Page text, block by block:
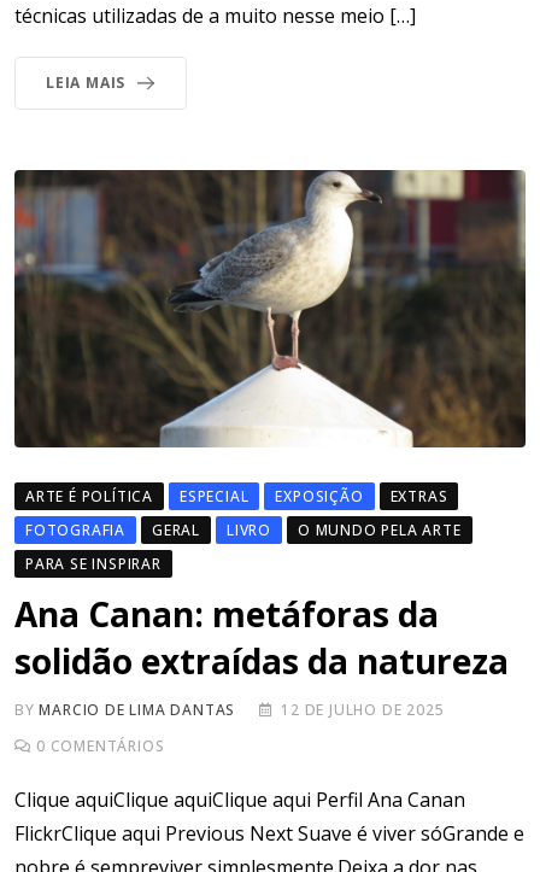
técnicas utilizadas de a muito nesse meio […]
LEIA MAIS
ARTE É POLÍTICA ESPECIAL EXPOSIÇÃO
EXTRAS
FOTOGRAFIA
GERAL LIVRO
O MUNDO PELA ARTE
PARA SE INSPIRAR
Ana Canan: metáforas da
solidão extraídas da natureza
BYMARCIO DE LIMA DANTAS
12 DE JULHO DE 2025
0 COMENTÁRIOS
Clique aquiClique aquiClique aqui Perfil Ana Canan
FlickrClique aqui Previous Next Suave é viver sóGrande e